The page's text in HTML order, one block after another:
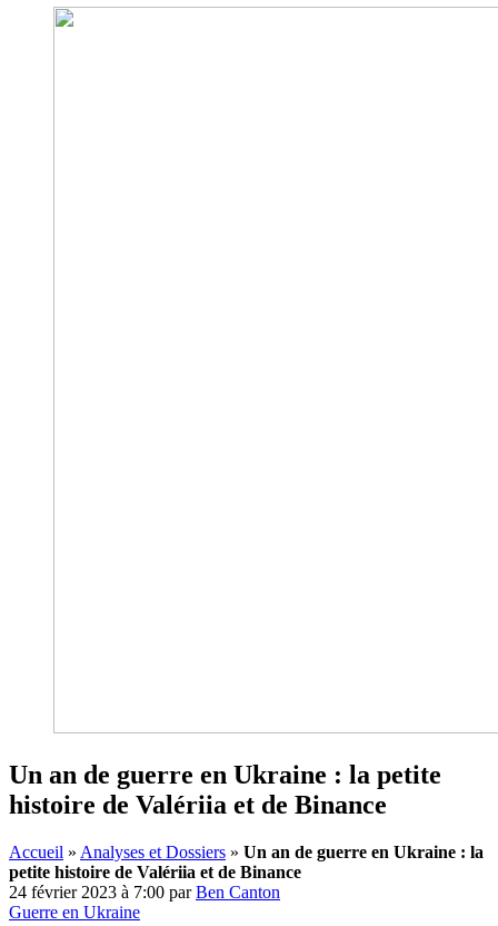
Un an de guerre en Ukraine : la petite
histoire de Valériia et de Binance
Accueil » Analyses et Dossiers » Un an de guerre en Ukraine : la
petite histoire de Valériia et de Binance
24 février 2023 à 7:00 parBen Canton
Guerre en Ukraine